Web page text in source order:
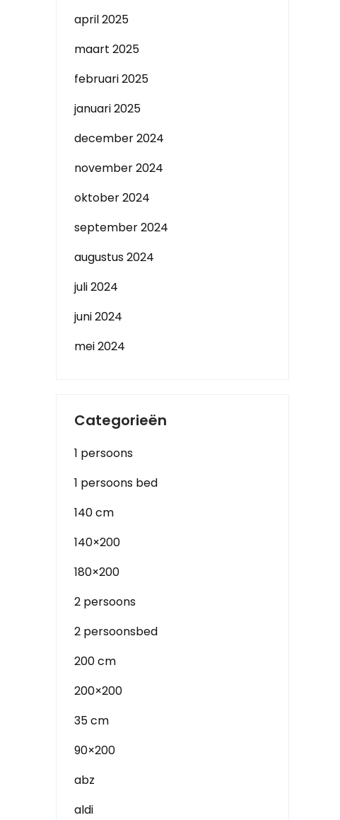
april 2025
maart 2025
februari 2025
januari 2025
december 2024
november 2024
oktober 2024
september 2024
augustus 2024
juli 2024
juni 2024
mei 2024
Categorieën
1 persoons
1 persoons bed
140 cm
140×200
180×200
2 persoons
2 persoonsbed
200 cm
200×200
35 cm
90×200
abz
aldi